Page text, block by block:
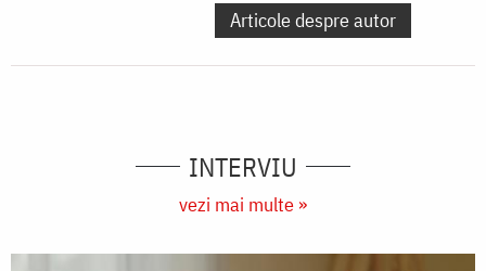
Articole despre autor
INTERVIU
vezi mai multe »